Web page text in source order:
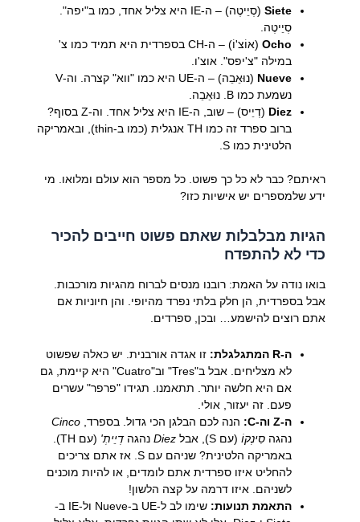
Siete
(סְיֵיטֶה) – ה-IE היא צליל אחד, כמו ב"יפה".
סְיֵיטֶה.
Ocho
(אוֹצ'וֹ) – ה-CH בספרדית היא תמיד כמו צ'
במילה "צ'יפס". אוצ'ו.
Nueve
(נוּאֵבֵה) – ה-UE היא כמו "ווא" קצרה. וה-V
נשמעת כמו B. נוּאֵבֵה.
Diez
(דְיֵיס) – שוב, ה-IE היא צליל אחד. וה-Z בסוף?
ברוב ספרד זה כמו TH אנגלית (כמו ב-thin), ובאמריקה
הלטינית כמו S.
ראיתם? כבר לא כל כך פשוט. כל מספר הוא עולם ומלואו. מי
ידע שלמספרים יש אישיות כזו?
הגיות מבלבלות שאתם פשוט חייבים להכיר
כדי לא להתפדח
בואו נודה על האמת: רובנו מנסים לברוח מהגיות מורכבות.
אבל בספרדית, הן חלק בלתי נפרד מהיופי. והן חיוניות אם
אתם רוצים להישמע… ובכן, ספרדים.
ה-R המתגלגלת:
זו אגדה אורבנית. יש כאלה שפשוט
לא מצליחים. אבל ב"Tres" וב"Cuatro" היא קיימת, גם
אם היא חלשה יותר. תתאמנו. תגידו "פרפר" עשרים
פעם. זה יעזור, אולי.
ה-Z וה-C:
הנה לכם הבלגן הכי גדול. בספרד, Cinco
נהגה סִינְקוֹ(עם S), אבל Diezנהגהדְיֵיתְ'
(עם TH).
באמריקה הלטינית? שניהם עם S. אז אתם צריכים
להחליט איזו ספרדית אתם לומדים, או להיות מוכנים
לשניהם. איזו דרמה על קצה הלשון!
התאמת תנועות:
שימו לב ל-UE ב-Nueve ול-IE ב-